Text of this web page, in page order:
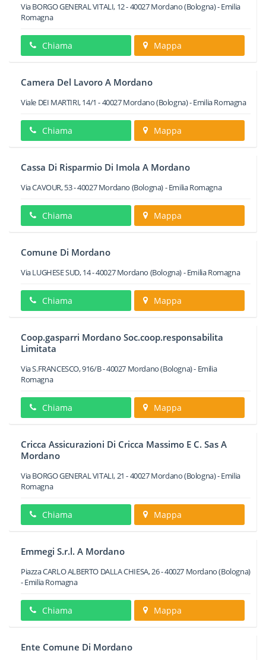
Via BORGO GENERAL VITALI, 12-40027Mordano(Bologna) -Emilia
Romagna
Chiama Mappa
Camera Del Lavoro A Mordano
Viale DEI MARTIRI, 14/1 -40027Mordano(Bologna) -Emilia Romagna
Chiama Mappa
Cassa Di Risparmio Di Imola A Mordano
Via CAVOUR, 53-40027 Mordano (Bologna) -Emilia Romagna
Chiama Mappa
Comune Di Mordano
Via LUGHESE SUD, 14-40027 Mordano (Bologna) -Emilia Romagna
Chiama Mappa
Coop.gasparri Mordano Soc.coop.responsabilita
Limitata
Via S.FRANCESCO, 916/B-40027 Mordano(Bologna) - Emilia
Romagna
Chiama Mappa
Cricca Assicurazioni Di Cricca Massimo E C. Sas A
Mordano
Via BORGO GENERAL VITALI, 21 -40027Mordano(Bologna) -Emilia
Romagna
Chiama Mappa
Emmegi S.r.l. A Mordano
Piazza CARLO ALBERTO DALLA CHIESA, 26-40027 Mordano(Bologna)
-Emilia Romagna
Chiama Mappa
Ente Comune Di Mordano